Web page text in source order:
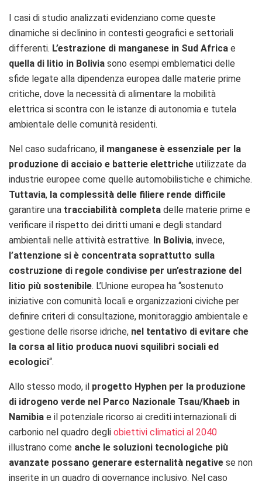
I casi di studio analizzati evidenziano come queste
dinamiche si declinino in contesti geografici e settoriali
differenti. L’estrazione di manganese in Sud Africa e
quella di litio in Bolivia sono esempi emblematici delle
sfide legate alla dipendenza europea dalle materie prime
critiche, dove la necessità di alimentare la mobilità
elettrica si scontra con le istanze di autonomia e tutela
ambientale delle comunità residenti.
Nel caso sudafricano, il manganese è essenziale per la
produzione di acciaio e batterie elettriche utilizzate da
industrie europee come quelle automobilistiche e chimiche.
Tuttavia, la complessità delle filiere rende difficile
garantire una tracciabilità completa delle materie prime e
verificare il rispetto dei diritti umani e degli standard
ambientali nelle attività estrattive. In Bolivia, invece,
l’attenzione si è concentrata soprattutto sulla
costruzione di regole condivise per un’estrazione del
litio più sostenibile. L’Unione europea ha “sostenuto
iniziative con comunità locali e organizzazioni civiche per
definire criteri di consultazione, monitoraggio ambientale e
gestione delle risorse idriche, nel tentativo di evitare che
la corsa al litio produca nuovi squilibri sociali ed
ecologici“.
Allo stesso modo, il progetto Hyphen per la produzione
di idrogeno verde nel Parco Nazionale Tsau/Khaeb in
Namibia e il potenziale ricorso ai crediti internazionali di
carbonio nel quadro degli obiettivi climatici al 2040
illustrano come anche le soluzioni tecnologiche più
avanzate possano generare esternalità negative se non
inserite in un quadro di governance inclusivo. Nel caso